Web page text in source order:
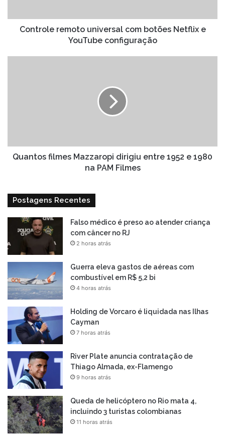
configuração
Controle remoto universal com botões Netflix e
YouTube configuração
na
PAM
Quantos filmes Mazzaropi dirigiu entre 1952 e 1980
na PAM Filmes
Postagens Recentes
Falso médico é preso ao atender criança
com câncer no RJ
2 horas atrás
Guerra eleva gastos de aéreas com
combustível em R$ 5,2 bi
4 horas atrás
Holding de Vorcaro é liquidada nas Ilhas
Cayman
7 horas atrás
River Plate anuncia contratação de
Thiago Almada, ex-Flamengo
9 horas atrás
Queda de helicóptero no Rio mata 4,
incluindo 3 turistas colombianas
11 horas atrás